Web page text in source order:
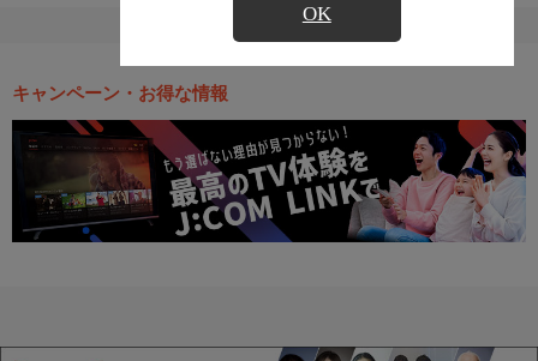
OK
キャンペーン・お得な情報